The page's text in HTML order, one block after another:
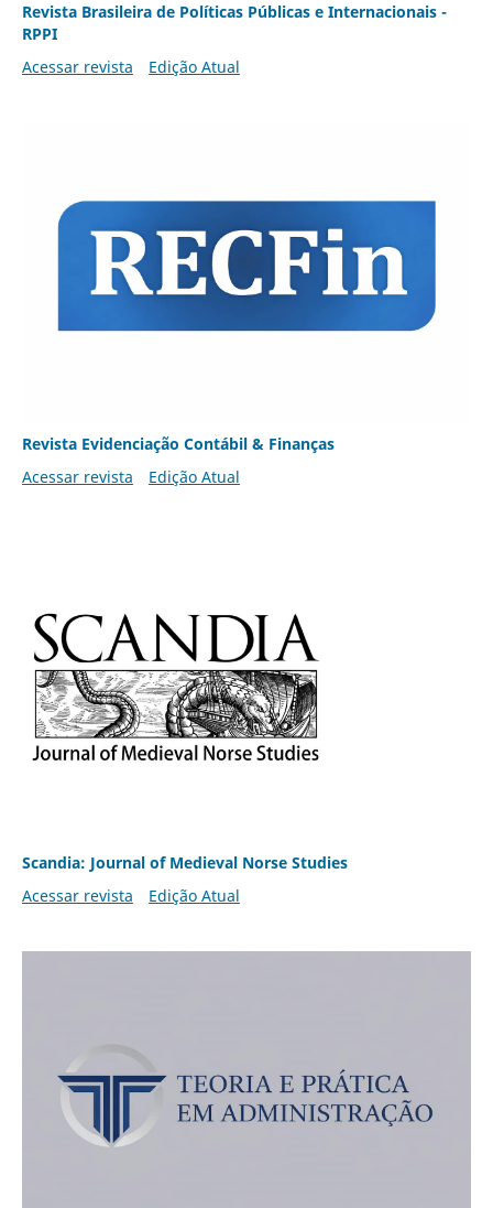
Revista Brasileira de Políticas Públicas e Internacionais -
RPPI
Acessar revista
Edição Atual
Revista Evidenciação Contábil & Finanças
Acessar revista
Edição Atual
Scandia: Journal of Medieval Norse Studies
Acessar revista
Edição Atual